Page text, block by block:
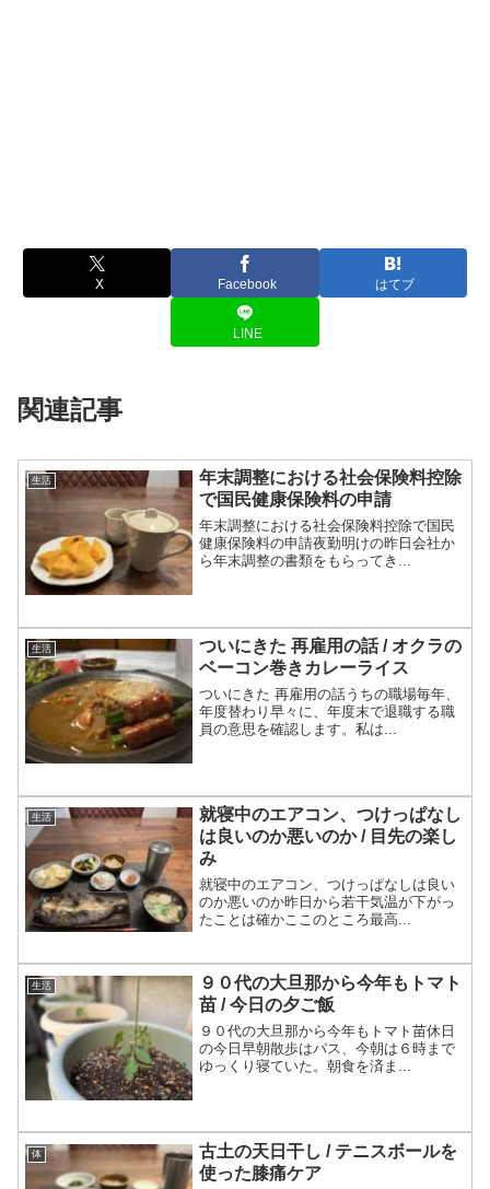
X Facebook はてブ
LINE
関連記事
生活
年末調整における社会保険料控除
で国民健康保険料の申請
年末調整における社会保険料控除で国民
健康保険料の申請夜勤明けの昨日会社か
ら年末調整の書類をもらってき...
生活
ついにきた 再雇用の話 / オクラの
ベーコン巻きカレーライス
ついにきた 再雇用の話うちの職場毎年、
年度替わり早々に、年度末で退職する職
員の意思を確認します。私は...
生活
就寝中のエアコン、つけっぱなし
は良いのか悪いのか / 目先の楽し
み
就寝中のエアコン、つけっぱなしは良い
のか悪いのか昨日から若干気温が下がっ
たことは確かここのところ最高...
生活
９０代の大旦那から今年もトマト
苗 / 今日の夕ご飯
９０代の大旦那から今年もトマト苗休日
の今日早朝散歩はパス、今朝は６時まで
ゆっくり寝ていた。朝食を済ま...
体
古土の天日干し / テニスボールを
使った膝痛ケア